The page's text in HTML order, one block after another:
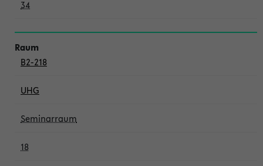
34
B2-218
UHG
Seminarraum
18